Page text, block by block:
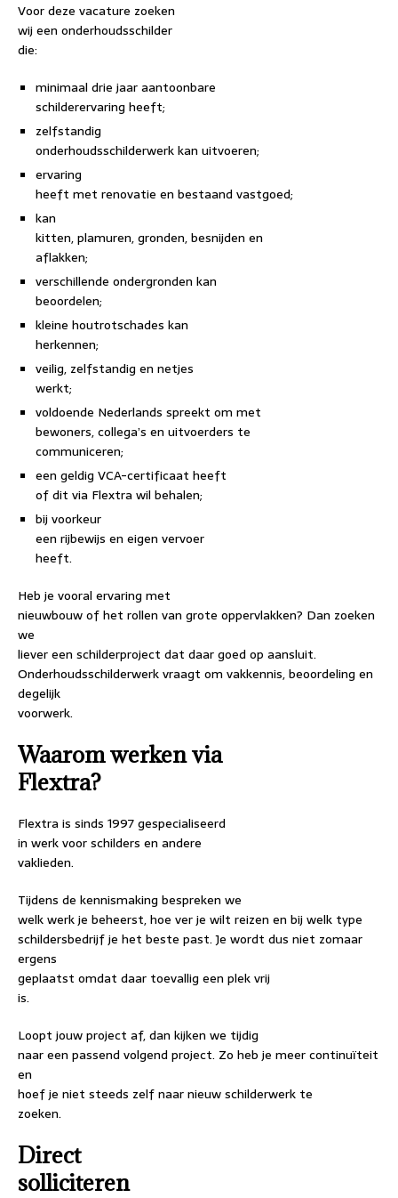
Voor deze vacature zoeken
wij een onderhoudsschilder
die:
minimaal drie jaar aantoonbare
schilderervaring heeft;
zelfstandig
onderhoudsschilderwerk kan uitvoeren;
ervaring
heeft met renovatie en bestaand vastgoed;
kan
kitten, plamuren, gronden, besnijden en
aflakken;
verschillende ondergronden kan
beoordelen;
kleine houtrotschades kan
herkennen;
veilig, zelfstandig en netjes
werkt;
voldoende Nederlands spreekt om met
bewoners, collega’s en uitvoerders te
communiceren;
een geldig VCA-certificaat heeft
of dit via Flextra wil behalen;
bij voorkeur
een rijbewijs en eigen vervoer
heeft.
Heb je vooral ervaring met
nieuwbouw of het rollen van grote oppervlakken? Dan zoeken
we
liever een schilderproject dat daar goed op aansluit.
Onderhoudsschilderwerk vraagt om vakkennis, beoordeling en
degelijk
voorwerk.
Waarom werken via
Flextra?
Flextra is sinds 1997 gespecialiseerd
in werk voor schilders en andere
vaklieden.
Tijdens de kennismaking bespreken we
welk werk je beheerst, hoe ver je wilt reizen en bij welk type
schildersbedrijf je het beste past. Je wordt dus niet zomaar
ergens
geplaatst omdat daar toevallig een plek vrij
is.
Loopt jouw project af, dan kijken we tijdig
naar een passend volgend project. Zo heb je meer continuïteit
en
hoef je niet steeds zelf naar nieuw schilderwerk te
zoeken.
Direct
solliciteren